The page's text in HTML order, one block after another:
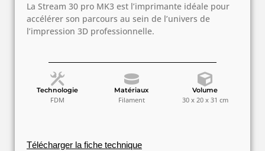
La Stream 30 pro MK3 est l’imprimante idéale pour
accélérer son parcours au sein de l’univers de
l’impression 3D professionnelle.
Technologie
FDM
Matériaux
Filament
Volume
30 x 20 x 31 cm
Télécharger la fiche technique